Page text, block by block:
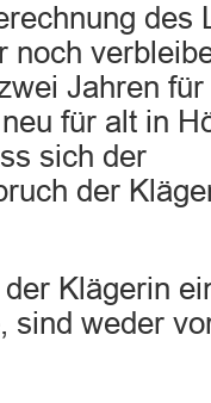
des
noch
Jahren
für alt in
sich der
der
Klägerin
sind weder